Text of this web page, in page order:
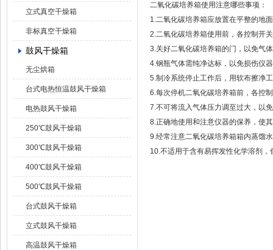
立式真空干燥箱
非标真空干燥箱
鼓风干燥箱
无尘烘箱
台式电热恒温鼓风干燥箱
电热鼓风干燥箱
250℃鼓风干燥箱
300℃鼓风干燥箱
400℃鼓风干燥箱
500℃鼓风干燥箱
台式鼓风干燥箱
立式鼓风干燥箱
高温鼓风干燥箱
二氧化碳培养箱使用注意哪些事项：
1.二氧化碳培养箱应放置在平整的地
2.二氧化碳培养箱使用前，各控制开
3.关好二氧化碳培养箱的门，以免气
4.钢瓶气体需纯净达标，以免损伤仪
5.制冷系统停止工作后，用软布擦净
6.每次停机二氧化碳培养箱前，各控
7.不可将流入气体压力调至过大，以
8.正确地使用和注意仪器的保养，使
9.经常注意二氧化碳培养箱箱内蒸馏
10.不适用于含有易挥发性化学溶剂